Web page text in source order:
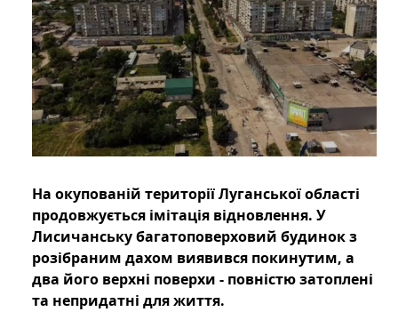
На окупованій території Луганської області
продовжується імітація відновлення. У
Лисичанську багатоповерховий будинок з
розібраним дахом виявився покинутим, а
два його верхні поверхи - повністю затоплені
та непридатні для життя.